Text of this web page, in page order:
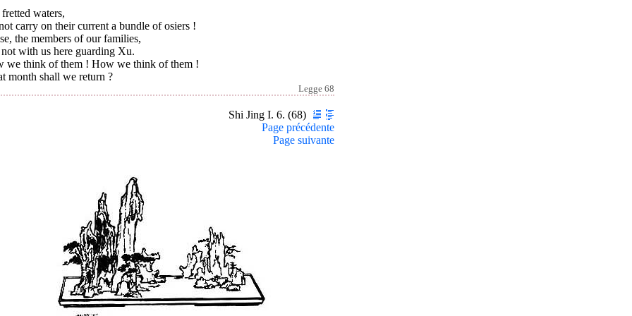
waters,
carry on their current a bundle of osiers !
the members of our families,
with us here guarding Xu.
we think of them ! How we think of them !
month shall we return ?
Legge 68
Shi Jing I. 6. (68)
Page précédente
Page suivante